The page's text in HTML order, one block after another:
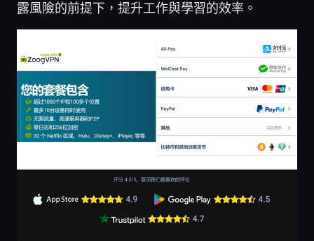
露風險的前提下，提升工作與學習的效率。